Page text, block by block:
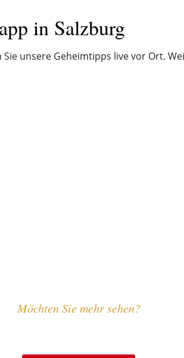
in Salzburg
unsere Geheimtipps live vor Ort.
Möchten Sie mehr sehen?